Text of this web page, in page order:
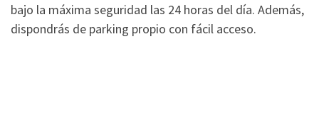
bajo la máxima seguridad las 24 horas del día. Además,
dispondrás de parking propio con fácil acceso.